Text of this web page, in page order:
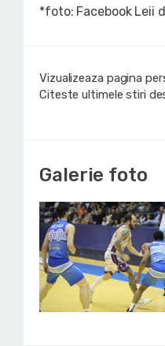
*foto: Facebook Leii
Vizualizeaza pagina
Citeste ultimele stiri
Galerie foto